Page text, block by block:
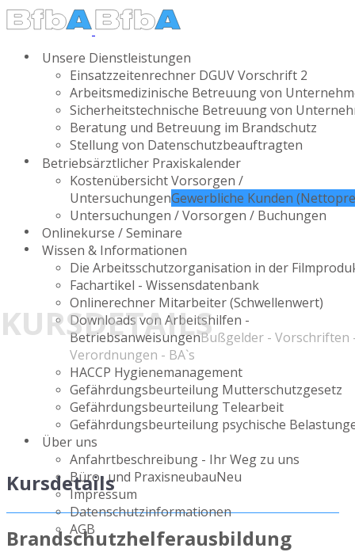
Unsere Dienstleistungen
Einsatzzeitenrechner DGUV Vorschrift 2
Arbeitsmedizinische Betreuung von
Sicherheitstechnische Betreuung von
Beratung und Betreuung im Brandschutz
Stellung von Datenschutzbeauftragten
Betriebsärztlicher Praxiskalender
Kostenübersicht Vorsorgen /
UntersuchungenGewerbliche Kunden
Untersuchungen / Vorsorgen / Buchungen
Onlinekurse / Seminare
Wissen & Informationen
Die Arbeitsschutzorganisation in der
Fachartikel - Wissensdatenbank
Onlinerechner Mitarbeiter (Schwellenwert)
Downloads von Arbeitshilfen -
BetriebsanweisungenBußgelder - Vorschriften
Verordnungen - BA`s
HACCP Hygienemanagement
Gefährdungsbeurteilung Mutterschutzgesetz
Gefährdungsbeurteilung Telearbeit
Gefährdungsbeurteilung psychische
Über uns
Anfahrtbeschreibung - Ihr Weg zu uns
Büro- und PraxisneubauNeu
Impressum
Datenschutzinformationen
AGB
KURSDETAILS
Kursdetails
Brandschutzhelferausbildung